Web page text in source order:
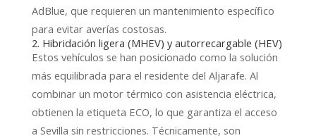
AdBlue, que requieren un mantenimiento específico
para evitar averías costosas.
2. Hibridación ligera (MHEV) y autorrecargable (HEV)
Estos vehículos se han posicionado como la solución
más equilibrada para el residente del Aljarafe. Al
combinar un motor térmico con asistencia eléctrica,
obtienen la etiqueta ECO, lo que garantiza el acceso
a Sevilla sin restricciones. Técnicamente, son